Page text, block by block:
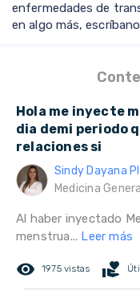
enfermedades de
en algo más,
Hola me inyecte
dia demi periodo
relaciones si
Sindy Dayana
Medicina General
Al haber inyectado
menstrua... Leer más
remove_red_eye 1975 vistas volunteer_activism